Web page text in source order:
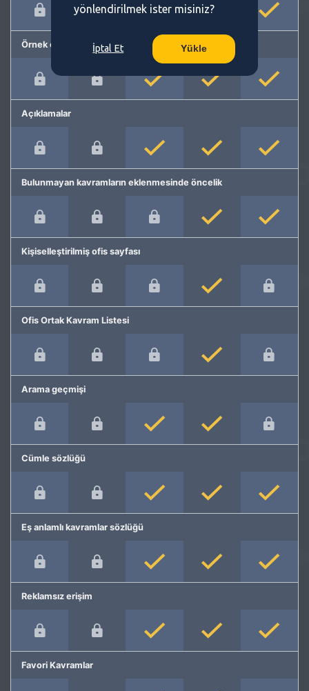
Örnek cümleler
Açıklamalar
Bulunmayan kavramların eklenmesinde öncelik
Kişiselleştirilmiş ofis sayfası
Ofis Ortak Kavram Listesi
Arama geçmişi
Cümle sözlüğü
Eş anlamlı kavramlar sözlüğü
Reklamsız erişim
Favori Kavramlar
yönlendirilmek ister misiniz?
İptal Et Yükle